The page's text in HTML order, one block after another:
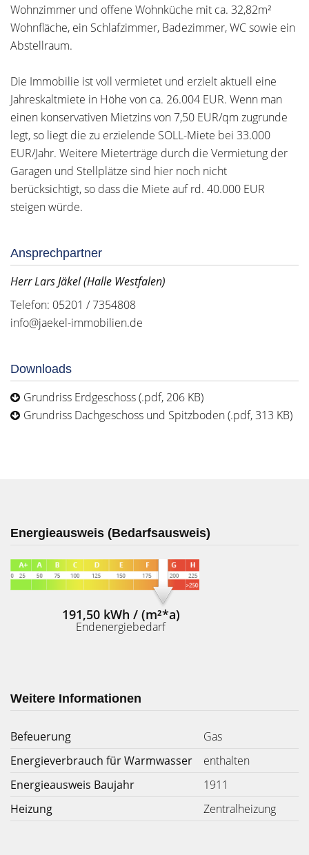
Wohnzimmer und offene Wohnküche mit ca. 32,82m²
Wohnfläche, ein Schlafzimmer, Badezimmer, WC sowie ein
Abstellraum.
Die Immobilie ist voll vermietet und erzielt aktuell eine
Jahreskaltmiete in Höhe von ca. 26.004 EUR. Wenn man
einen konservativen Mietzins von 7,50 EUR/qm zugrunde
legt, so liegt die zu erzielende SOLL-Miete bei 33.000
EUR/Jahr. Weitere Mieterträge durch die Vermietung der
Garagen und Stellplätze sind hier noch nicht
berücksichtigt, so dass die Miete auf rd. 40.000 EUR
steigen würde.
Ansprechpartner
Herr Lars Jäkel (Halle Westfalen)
Telefon: 05201 / 7354808
info@jaekel-immobilien.de
Downloads
Grundriss Erdgeschoss (.pdf, 206 KB)
Grundriss Dachgeschoss und Spitzboden (.pdf, 313 KB)
Energieausweis (Bedarfsausweis)
191,50 kWh / (m²*a)
Endenergiebedarf
Weitere Informationen
Befeuerung
Gas
Energieverbrauch für Warmwasser
enthalten
Energieausweis Baujahr
1911
Heizung
Zentralheizung